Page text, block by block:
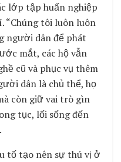
lớp tập huấn nghiệp
“Chúng tôi luôn luôn
người dân để phát
mắt, các hộ vẫn
cũ và phục vụ thêm
dân là chủ thể, họ
còn giữ vai trò gìn
tục, lối sống đến
tố tạo nên sự thú vị ở